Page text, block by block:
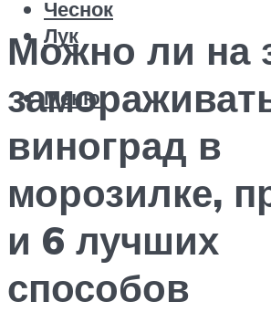
Чеснок
Лук
Меню
Можно ли на
виноград в
морозилке,
и 6 лучших
способов